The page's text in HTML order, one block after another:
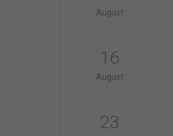
August
16
August
23